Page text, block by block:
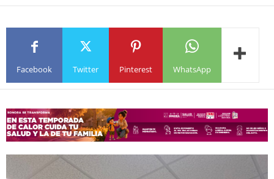
Facebook Twitter Pinterest WhatsApp